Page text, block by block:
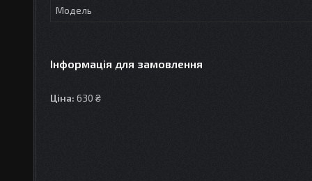
Мoдель
Інформація для замовлення
Ціна: 630 ₴